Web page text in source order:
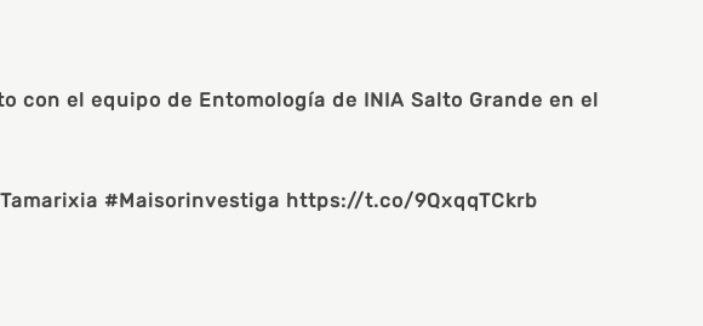
con el equipo de Entomología de INIA Salto Grande en el
#Maisorinvestiga https://t.co/9QxqqTCkrb